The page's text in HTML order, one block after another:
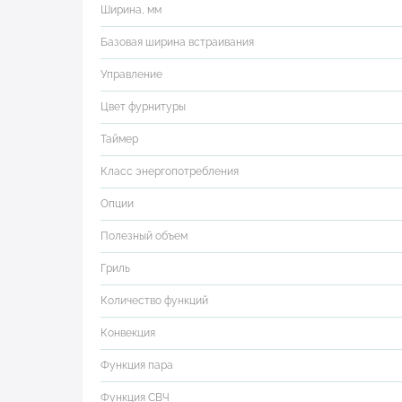
Ширина, мм
Базовая ширина встраивания
Управление
Цвет фурнитуры
Таймер
Класс энергопотребления
Опции
Полезный объем
Гриль
Количество функций
Конвекция
Функция пара
Функция СВЧ